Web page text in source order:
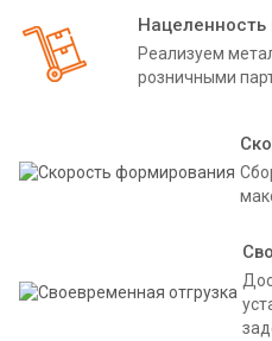
Нацеленность
Реализуем
розничными